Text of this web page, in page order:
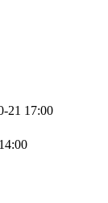
21 17:00